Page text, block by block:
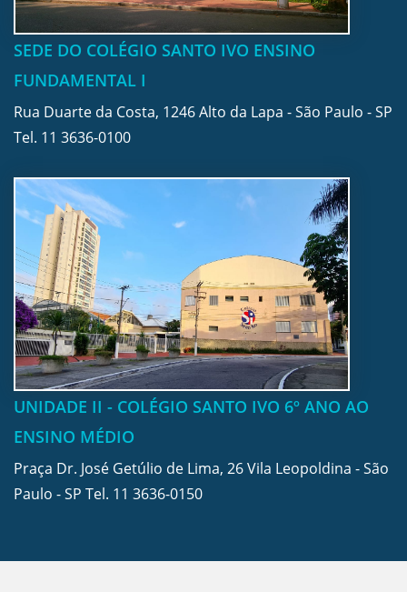
SEDE DO COLÉGIO SANTO IVO ENSINO
FUNDAMENTAL I
Rua Duarte da Costa, 1246 Alto da Lapa - São Paulo - SP
Tel. 11 3636-0100
UNIDADE II - COLÉGIO SANTO IVO 6º ANO AO
ENSINO MÉDIO
Praça Dr. José Getúlio de Lima, 26 Vila Leopoldina - São
Paulo - SP Tel. 11 3636-0150